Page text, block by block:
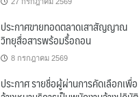
ประกาศขายทอดตลาดเสาสัญญาณ
วิทยุสื่อสารพร้อมรื้อถอน
8 กรกฎาคม 2569
ประกาศ รายชื่อผู้ผ่านการคัดเลือกเพื่อ